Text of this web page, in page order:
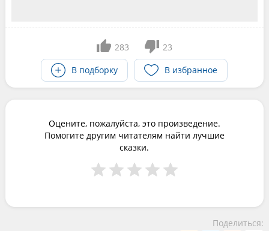
283
23
В подборку
В избранное
Оцените, пожалуйста, это произведение.
Помогите другим читателям найти лучшие
сказки.
Поделиться: